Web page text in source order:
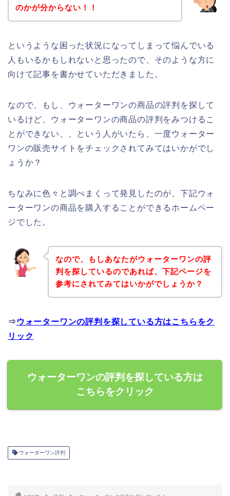
のかが分からない！！
というような困った状況になってしまって悩んでいる
人もいるかもしれないと思ったので、そのような方に
向けて記事を書かせていただきました。
なので、もし、ウォーターワンの商品の評判を探して
いるけど、ウォーターワンの商品の評判をみつけるこ
とができない、、という人がいたら、一度ウォーター
ワンの販売サイトをチェックされてみてはいかがでし
ょうか？
ちなみに色々と調べまくって発見したのが、下記ウォ
ーターワンの商品を購入することができるホームペー
ジでした。
なので、もしあなたがウォーターワンの評
判を探しているのであれば、下記ページを
参考にされてみてはいかがでしょうか？
⇒ ウォーターワンの評判を探している方はこちらをク
リック
ウォーターワンの評判を探している方は
こちらをクリック
ウォーターワン評判